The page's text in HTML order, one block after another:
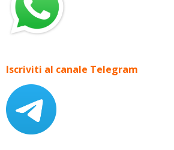
Iscriviti al canale Telegram